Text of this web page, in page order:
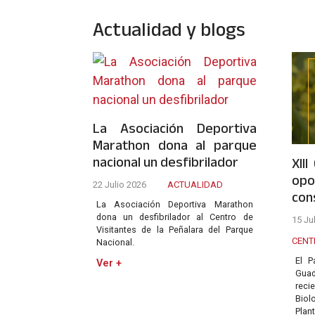
Actualidad y blogs
La Asociación Deportiva
Marathon dona al parque
nacional un desfibrilador
22 Julio 2026
ACTUALIDAD
La Asociación Deportiva Marathon
dona un desfibrilador al Centro de
Visitantes de la Peñalara del Parque
Nacional.
Ver +
XIII
15
El